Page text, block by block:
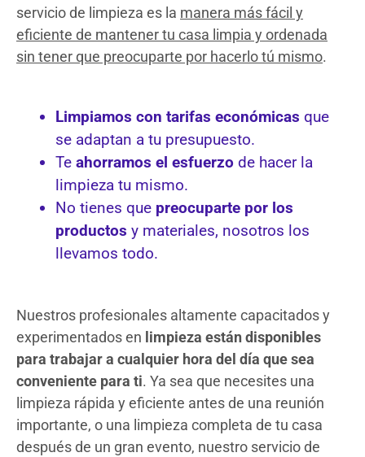
servicio de limpieza es la manera más fácil y
eficiente de mantener tu casa limpia y ordenada
sin tener que preocuparte por hacerlo tú mismo.
Limpiamos con tarifas económicas que
se adaptan a tu presupuesto.
Te ahorramos el esfuerzo de hacer la
limpieza tu mismo.
No tienes que preocuparte por los
productos y materiales, nosotros los
llevamos todo.
Nuestros profesionales altamente capacitados y
experimentados en limpieza están disponibles
para trabajar a cualquier hora del día que sea
conveniente para ti. Ya sea que necesites una
limpieza rápida y eficiente antes de una reunión
importante, o una limpieza completa de tu casa
después de un gran evento, nuestro servicio de